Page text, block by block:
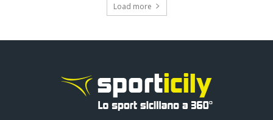
Load more